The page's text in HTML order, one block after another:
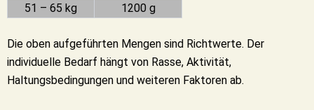
51 – 65 kg
1200 g
Die oben aufgeführten Mengen sind Richtwerte. Der
individuelle Bedarf hängt von Rasse, Aktivität,
Haltungsbedingungen und weiteren Faktoren ab.